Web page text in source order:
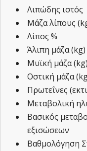
Λιπώδης ιστός
Μάζα λίπους
Λίπος %
Άλιπη μάζα (kg)
Μυϊκή μάζα (kg)
Οστική μάζα
Πρωτεΐνες
Μεταβολική
Βασικός
εξισώσεων
Βαθμολόγηση